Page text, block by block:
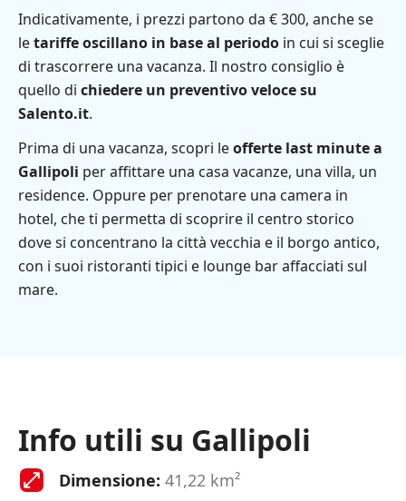
Indicativamente, i prezzi partono da € 300, anche se
letariffe oscillano in base al periodo in cui si sceglie
di trascorrere una vacanza. Il nostro consiglio è
quello di chiedere un preventivo veloce su
Salento.it.
Prima di una vacanza, scopri leofferte last minute a
Gallipoli per affittare una casa vacanze, una villa, un
residence. Oppure per prenotare una camera in
hotel, che ti permetta di scoprire il centro storico
dove si concentrano la città vecchia e il borgo antico,
con i suoi ristoranti tipici e lounge bar affacciati sul
mare.
Info utili su Gallipoli
Dimensione: 41,22 km²